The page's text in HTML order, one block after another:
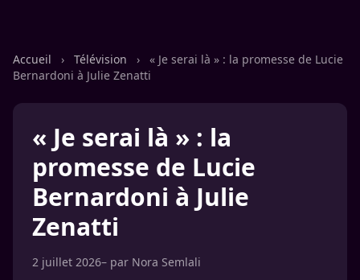
Accueil › Télévision ›
« Je serai là » : la promesse de Lucie
Bernardoni à Julie Zenatti
« Je serai là » : la
promesse de Lucie
Bernardoni à Julie
Zenatti
2 juillet 2026– par Nora Semlali